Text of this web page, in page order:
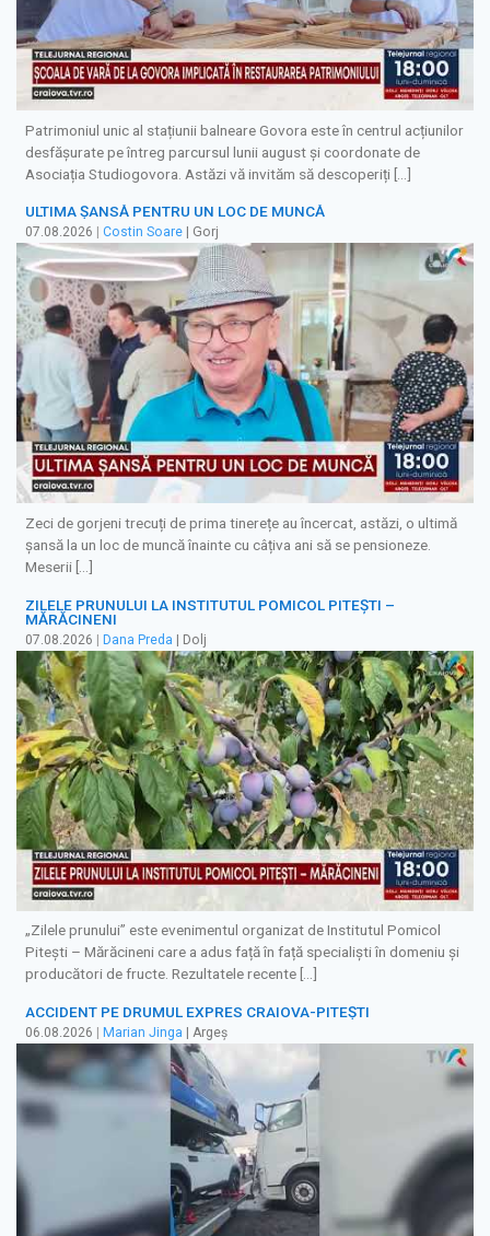
Patrimoniul unic al stațiunii balneare Govora este în centrul acțiunilor
desfășurate pe întreg parcursul lunii august și coordonate de
Asociația Studiogovora. Astăzi vă invităm să descoperiți […]
ULTIMA ȘANSĂ PENTRU UN LOC DE MUNCĂ
07.08.2026 Costin Soare | Gorj
Zeci de gorjeni trecuți de prima tinerețe au încercat, astăzi, o ultimă
șansă la un loc de muncă înainte cu câțiva ani să se pensioneze.
Meserii […]
ZILELE PRUNULUI LA INSTITUTUL POMICOL PITEȘTI –
MĂRĂCINENI
07.08.2026 | Dana Preda | Dolj
„Zilele prunului” este evenimentul organizat de Institutul Pomicol
Pitești – Mărăcineni care a adus față în față specialiști în domeniu și
producători de fructe. Rezultatele recente […]
ACCIDENT PE DRUMUL EXPRES CRAIOVA-PITEȘTI
06.08.2026 | Marian Jinga | Argeș